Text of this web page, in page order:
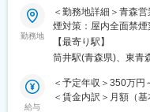
変更の範囲：会社の
い方も歓迎！社会貢
【はじめに】
当ポジションはフィ
入されたお客様先へ出
う技術職となります。
メンテナンススキル
勤務地
＜勤務地詳細＞青森
煙対策：屋内全面禁
トワーク含む）
【最寄り駅】
筒井駅(青森県)、東青
給与
＜予定年収＞350万円
＜賃金内訳＞月額（